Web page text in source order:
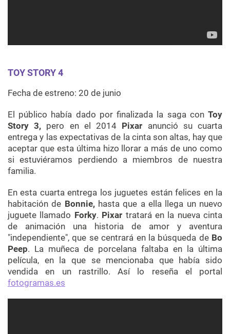
TOY STORY 4
Fecha de estreno: 20 de junio
El público había dado por finalizada la saga con Toy
Story 3, pero en el 2014 Pixar anunció su cuarta
entrega y las expectativas de la cinta son altas, hay que
aceptar que esta última hizo llorar a más de uno como
si estuviéramos perdiendo a miembros de nuestra
familia.
En esta cuarta entrega los juguetes están felices en la
habitación de Bonnie,hasta que a ella llega un nuevo
juguete llamado Forky. Pixar tratará en la nueva cinta
de animación una historia de amor y aventura
"independiente", que se centrará en la búsqueda de Bo
Peep. La muñeca de porcelana faltaba en la última
película, en la que se mencionaba que había sido
vendida en un rastrillo. Así lo reseña el portal
fotogramas.es